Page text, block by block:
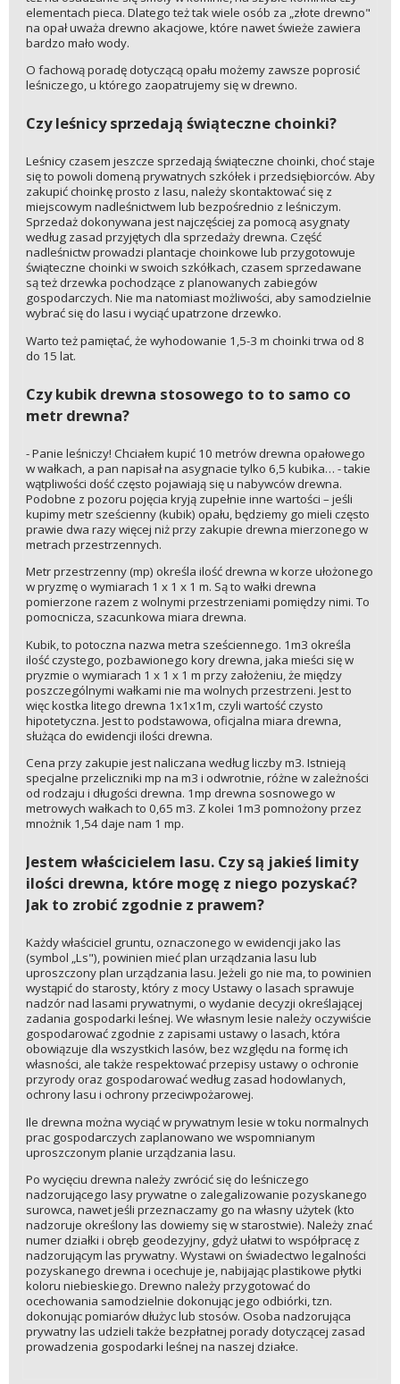
elementach pieca. Dlatego też tak wiele osób za „złote drewno"
na opał uważa drewno akacjowe, które nawet świeże zawiera
bardzo mało wody.
O fachową poradę dotyczącą opału możemy zawsze poprosić
leśniczego, u którego zaopatrujemy się w drewno.
Czy leśnicy sprzedają świąteczne choinki?
Leśnicy czasem jeszcze sprzedają świąteczne choinki, choć staje
się to powoli domeną prywatnych szkółek i przedsiębiorców. Aby
zakupić choinkę prosto z lasu, należy skontaktować się z
miejscowym nadleśnictwem lub bezpośrednio z leśniczym.
Sprzedaż dokonywana jest najczęściej za pomocą asygnaty
według zasad przyjętych dla sprzedaży drewna. Część
nadleśnictw prowadzi plantacje choinkowe lub przygotowuje
świąteczne choinki w swoich szkółkach, czasem sprzedawane
są też drzewka pochodzące z planowanych zabiegów
gospodarczych. Nie ma natomiast możliwości, aby samodzielnie
wybrać się do lasu i wyciąć upatrzone drzewko.
Warto też pamiętać, że wyhodowanie 1,5-3 m choinki trwa od 8
do 15 lat.
Czy kubik drewna stosowego to to samo co
metr drewna?
- Panie leśniczy! Chciałem kupić 10 metrów drewna opałowego
w wałkach, a pan napisał na asygnacie tylko 6,5 kubika… - takie
wątpliwości dość często pojawiają się u nabywców drewna.
Podobne z pozoru pojęcia kryją zupełnie inne wartości – jeśli
kupimy metr sześcienny (kubik) opału, będziemy go mieli często
prawie dwa razy więcej niż przy zakupie drewna mierzonego w
metrach przestrzennych.
Metr przestrzenny (mp) określa ilość drewna w korze ułożonego
w pryzmę o wymiarach 1 x 1 x 1 m. Są to wałki drewna
pomierzone razem z wolnymi przestrzeniami pomiędzy nimi. To
pomocnicza, szacunkowa miara drewna.
Kubik, to potoczna nazwa metra sześciennego. 1m3 określa
ilość czystego, pozbawionego kory drewna, jaka mieści się w
pryzmie o wymiarach 1 x 1 x 1 m przy założeniu, że między
poszczególnymi wałkami nie ma wolnych przestrzeni. Jest to
więc kostka litego drewna 1x1x1m, czyli wartość czysto
hipotetyczna. Jest to podstawowa, oficjalna miara drewna,
służąca do ewidencji ilości drewna.
Cena przy zakupie jest naliczana według liczby m3. Istnieją
specjalne przeliczniki mp na m3 i odwrotnie, różne w zależności
od rodzaju i długości drewna. 1mp drewna sosnowego w
metrowych wałkach to 0,65 m3. Z kolei 1m3 pomnożony przez
mnożnik 1,54 daje nam 1 mp.
Jestem właścicielem lasu. Czy są jakieś limity
ilości drewna, które mogę z niego pozyskać?
Jak to zrobić zgodnie z prawem?
Każdy właściciel gruntu, oznaczonego w ewidencji jako las
(symbol „Ls"), powinien mieć plan urządzania lasu lub
uproszczony plan urządzania lasu. Jeżeli go nie ma, to powinien
wystąpić do starosty, który z mocy Ustawy o lasach sprawuje
nadzór nad lasami prywatnymi, o wydanie decyzji określającej
zadania gospodarki leśnej. We własnym lesie należy oczywiście
gospodarować zgodnie z zapisami ustawy o lasach, która
obowiązuje dla wszystkich lasów, bez względu na formę ich
własności, ale także respektować przepisy ustawy o ochronie
przyrody oraz gospodarować według zasad hodowlanych,
ochrony lasu i ochrony przeciwpożarowej.
Ile drewna można wyciąć w prywatnym lesie w toku normalnych
prac gospodarczych zaplanowano we wspomnianym
uproszczonym planie urządzania lasu.
Po wycięciu drewna należy zwrócić się do leśniczego
nadzorującego lasy prywatne o zalegalizowanie pozyskanego
surowca, nawet jeśli przeznaczamy go na własny użytek (kto
nadzoruje określony las dowiemy się w starostwie). Należy znać
numer działki i obręb geodezyjny, gdyż ułatwi to współpracę z
nadzorującym las prywatny. Wystawi on świadectwo legalności
pozyskanego drewna i ocechuje je, nabijając plastikowe płytki
koloru niebieskiego. Drewno należy przygotować do
ocechowania samodzielnie dokonując jego odbiórki, tzn.
dokonując pomiarów dłużyc lub stosów. Osoba nadzorująca
prywatny las udzieli także bezpłatnej porady dotyczącej zasad
prowadzenia gospodarki leśnej na naszej działce.